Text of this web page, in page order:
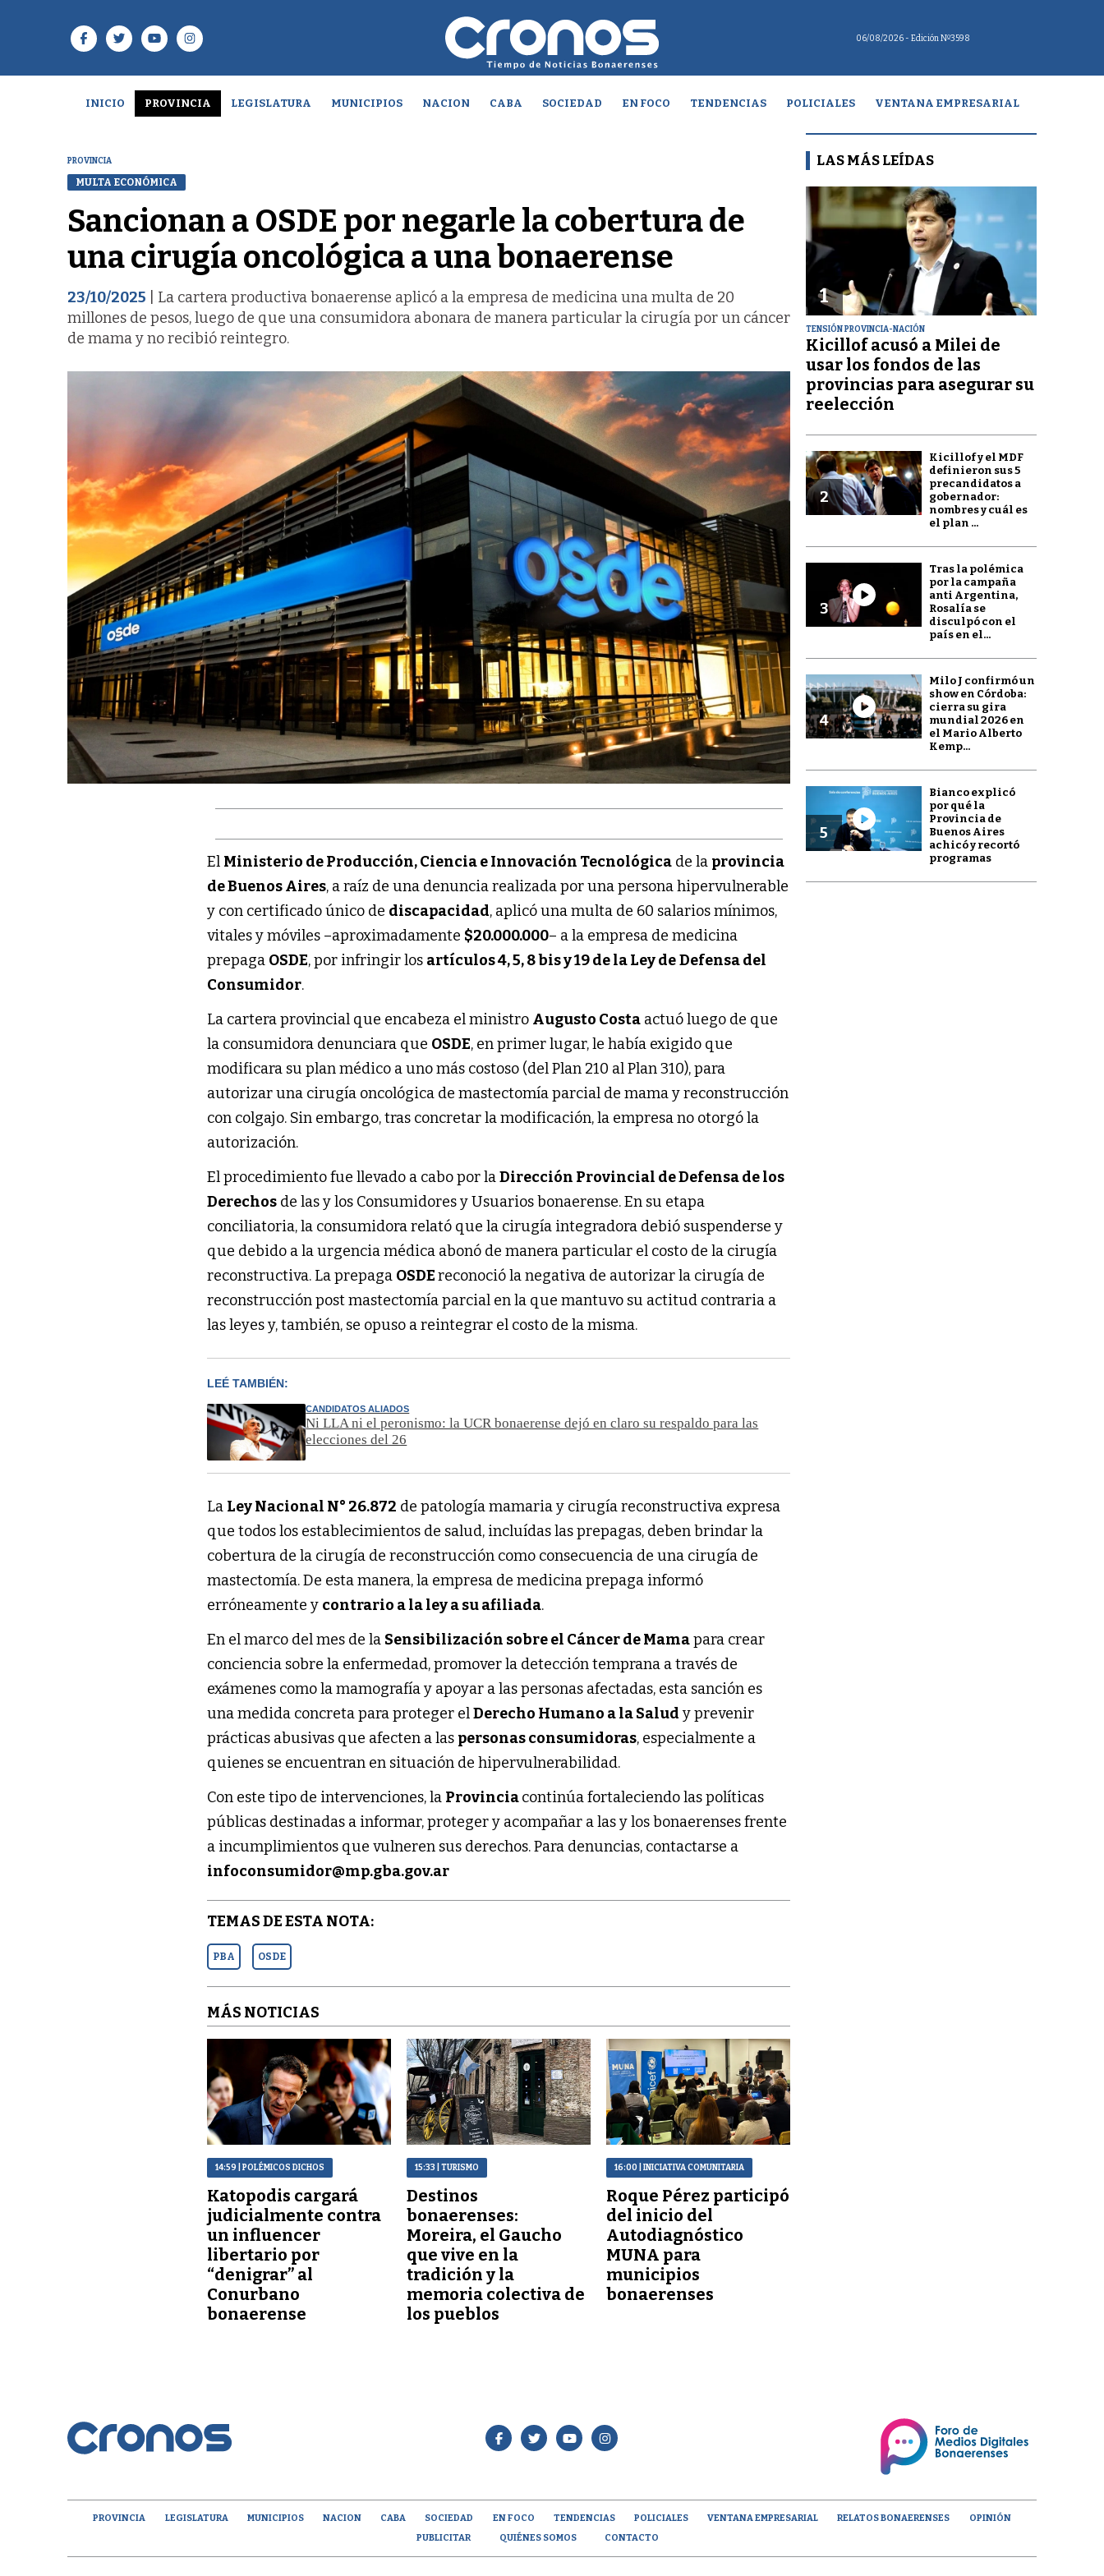
06/08/2026 - Edición Nº3598
INICIO PROVINCIA LEGISLATURA MUNICIPIOS NACION CABA SOCIEDAD EN FOCO TENDENCIAS POLICIALES VENTANA EMPRESARIAL
PROVINCIA
MULTA ECONÓMICA
Sancionan a OSDE por negarle la cobertura de
una cirugía oncológica a una bonaerense
23/10/2025 | La cartera productiva bonaerense aplicó a la empresa de medicina una multa de 20
millones de pesos, luego de que una consumidora abonara de manera particular la cirugía por un cáncer
de mama y no recibió reintegro.
El Ministerio de Producción, Ciencia e Innovación Tecnológica de la provincia
de Buenos Aires, a raíz de una denuncia realizada por una persona hipervulnerable
y con certificado único de discapacidad, aplicó una multa de 60 salarios mínimos,
vitales y móviles –aproximadamente $20.000.000– a la empresa de medicina
prepaga OSDE, por infringir los artículos 4, 5, 8 bis y 19 de la Ley deDefensa del
Consumidor.
La cartera provincial que encabeza el ministro Augusto Costa actuó luego de que
la consumidora denunciara que OSDE, en primer lugar, le había exigido que
modificara su plan médico a uno más costoso (del Plan 210 al Plan 310), para
autorizar una cirugía oncológica de mastectomía parcial de mama y reconstrucción
con colgajo. Sin embargo, tras concretar la modificación, la empresa no otorgó la
autorización.
El procedimiento fue llevado a cabo por laDirección Provincial de Defensa de los
Derechos de las y los Consumidores y Usuarios bonaerense. En su etapa
conciliatoria, la consumidora relató que la cirugía integradora debió suspenderse y
que debido a la urgencia médica abonó de manera particular el costo de la cirugía
reconstructiva. La prepaga OSDEreconoció la negativa de autorizar la cirugía de
reconstrucción post mastectomía parcial en la que mantuvo su actitud contraria a
las leyes y, también, se opuso a reintegrar el costo de la misma.
LEÉ TAMBIÉN:
CANDIDATOS ALIADOS
Ni LLA ni el peronismo: la UCR bonaerense dejó en claro su respaldo para las
elecciones del 26
La Ley Nacional N° 26.872 de patología mamaria y cirugía reconstructiva expresa
que todos los establecimientos de salud, incluídas las prepagas, deben brindar la
cobertura de la cirugía de reconstrucción como consecuencia de una cirugía de
mastectomía. De esta manera, la empresa de medicina prepaga informó
erróneamente y contrario a la ley a su afiliada.
En el marco del mes de la Sensibilización sobre el Cáncer de Mamapara crear
conciencia sobre la enfermedad, promover la detección temprana a través de
exámenes como la mamografía y apoyar a las personas afectadas, esta sanción es
una medida concreta para proteger elDerecho Humano a la Salud y prevenir
prácticas abusivas que afecten a las personas consumidoras, especialmente a
quienes se encuentran en situación de hipervulnerabilidad.
Con este tipo de intervenciones, la Provinciacontinúa fortaleciendo las políticas
públicas destinadas a informar, proteger y acompañar a las y los bonaerenses frente
a incumplimientos que vulneren sus derechos. Para denuncias, contactarse a
infoconsumidor@mp.gba.gov.ar
TEMAS DE ESTA NOTA:
PBA OSDE
MÁS NOTICIAS
14:59 | POLÉMICOS DICHOS
Katopodis cargará
judicialmente contra
un influencer
libertario por
“denigrar” al
Conurbano
bonaerense
15:33 | TURISMO
Destinos
bonaerenses:
Moreira, el Gaucho
que vive en la
tradición y la
memoria colectiva de
los pueblos
16:00 | INICIATIVA COMUNITARIA
Roque Pérez participó
del inicio del
Autodiagnóstico
MUNA para
municipios
bonaerenses
LAS MÁS LEÍDAS
1
TENSIÓN PROVINCIA-NACIÓN
Kicillof acusó a Milei de
usar los fondos de las
provincias para asegurar su
reelección
2
Kicillof y el MDF
definieron sus 5
precandidatos a
gobernador:
nombres y cuál es
el plan ...
3
Tras la polémica
por la campaña
anti Argentina,
Rosalía se
disculpó con el
país en el...
4
Milo J confirmó un
show en Córdoba:
cierra su gira
mundial 2026 en
el Mario Alberto
Kemp...
5
Bianco explicó
por qué la
Provincia de
Buenos Aires
achicó y recortó
programas
PROVINCIA LEGISLATURA MUNICIPIOS NACION CABA SOCIEDAD EN FOCO TENDENCIAS POLICIALES VENTANA EMPRESARIAL RELATOS BONAERENSES
OPINIÓN
PUBLICITAR
QUIÉNES SOMOS CONTACTO